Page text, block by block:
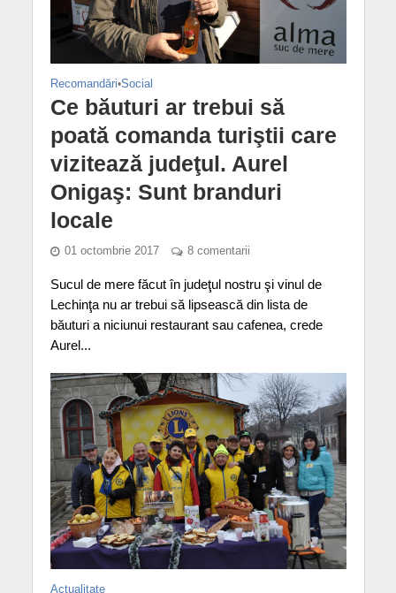
Recomandări•Social
Ce băuturi ar trebui să
poată comanda turiştii care
vizitează judeţul. Aurel
Onigaş: Sunt branduri
locale
01 octombrie 2017 8 comentarii
Sucul de mere făcut în judeţul nostru şi vinul de
Lechinţa nu ar trebui să lipsească din lista de
băuturi a niciunui restaurant sau cafenea, crede
Aurel...
Actualitate